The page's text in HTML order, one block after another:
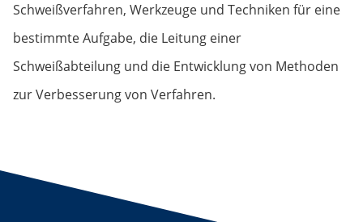
Schweißverfahren, Werkzeuge und Techniken für eine
bestimmte Aufgabe, die Leitung einer
Schweißabteilung und die Entwicklung von Methoden
zur Verbesserung von Verfahren.